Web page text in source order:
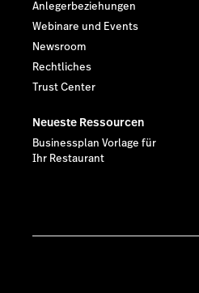
Anlegerbeziehungen
Webinare und Events
Newsroom
Rechtliches
Trust Center
Neueste Ressourcen
Businessplan Vorlage für
Ihr Restaurant